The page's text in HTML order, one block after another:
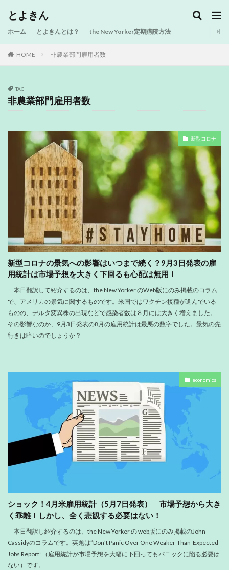
とよきん
ホーム とよきんとは？ the New Yorker定期購読方法
HOME 非農業部門雇用者数
TAG
非農業部門雇用者数
新型コロナ
新型コロナの景気への影響はいつまで続く？9月3日発表の雇
用統計は市場予想を大きく下回るも心配は無用！
本日翻訳して紹介するのは、the New Yorker のWeb版にのみ掲載のコラム
で、アメリカの景気に関するものです。米国ではワクチン接種が進んでいる
ものの、デルタ変異株の出現などで感染者数は８月には大きく増えました。
その影響なのか、9月3日発表の8月の雇用統計は最悪の数字でした。景気の先
行きは暗いのでしょうか？
economics
ショック！4月米雇用統計（5月7日発表） 市場予想から大き
く乖離！しかし、全く悲観する必要はない！
本日翻訳し紹介するのは、the New Yorker の web版にのみ掲載のJohn
Cassidyのコラムです。英題は”Don’t Panic Over One Weaker-Than-Expected
Jobs Report”（雇用統計が市場予想を大幅に下回ってもパニックに陥る必要は
ない）です。